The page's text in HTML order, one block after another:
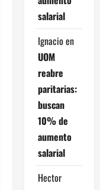
salarial
Ignacio en
UOM
reabre
paritarias:
buscan
10% de
aumento
salarial
Hector